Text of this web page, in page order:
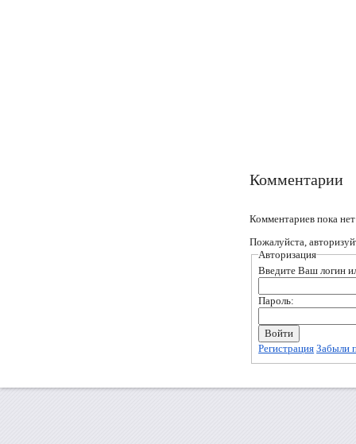
Комментарии
Комментариев пока нет
Пожалуйста,
Авторизация
Введите Ваш логин
Пароль:
Регистрация Забыли